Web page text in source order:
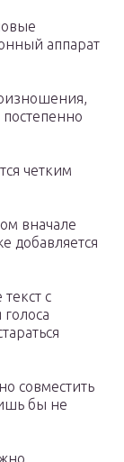
аппарат
четким
вначале
добавляется
с
совместить
бы не